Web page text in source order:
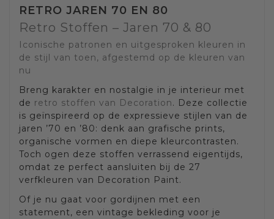
RETRO JAREN 70 EN 80
Retro Stoffen – Jaren 70 & 80
Iconische patronen en uitgesproken kleuren in
de stijl van toen, afgestemd op de kleuren van
nu
Breng karakter en nostalgie in je interieur met
de retro stoffen van Decoration. Deze collectie
is geïnspireerd op de expressieve stijlen van de
jaren ’70 en ’80: denk aan grafische prints,
organische vormen en diepe kleurcontrasten.
Toch ogen deze stoffen verrassend eigentijds,
omdat ze perfect aansluiten bij de 27
verfkleuren van Decoration Paint.
Of je nu gaat voor gordijnen met een
statement, een vintage bekleding voor je